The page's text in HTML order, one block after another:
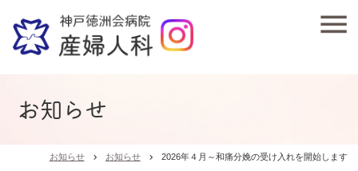
お知らせ
お知らせ chevron_right お知らせ chevron_right 2026年４月～和痛分娩の受け入れを開始します